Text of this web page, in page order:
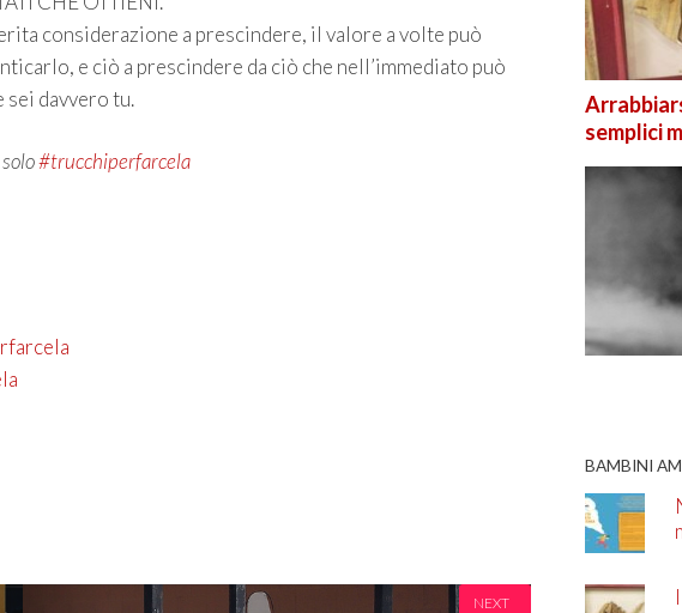
considerazione a prescindere, il valore a volte può
e ciò a prescindere da ciò che nell’immediato può
sei davvero tu.
#trucchiperfarcela
NEXT
semplici
BAMBINI